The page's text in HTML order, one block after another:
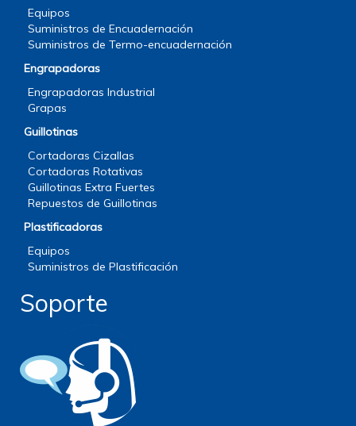
Equipos
Suministros de Encuadernación
Suministros de Termo-encuadernación
Engrapadoras
Engrapadoras Industrial
Grapas
Guillotinas
Cortadoras Cizallas
Cortadoras Rotativas
Guillotinas Extra Fuertes
Repuestos de Guillotinas
Plastificadoras
Equipos
Suministros de Plastificación
Soporte